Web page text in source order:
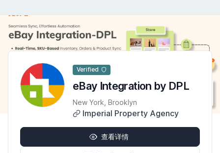
Verified
eBay Integration by DPL
New York, Brooklyn
Imperial Property Agency
查看详情